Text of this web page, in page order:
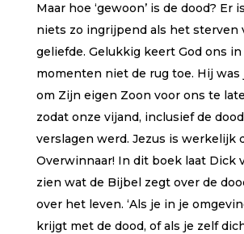
Maar hoe ‘gewoon’ is de dood? Er
niets zo ingrijpend als het sterven
geliefde. Gelukkig keert God ons
momenten niet de rug toe. Hij
om Zijn eigen Zoon voor ons te
zodat onze vijand, inclusief de
verslagen werd. Jezus is werkelijk
Overwinnaar! In dit boek laat Dick
zien wat de Bijbel zegt over de
over het leven. ‘Als je in je
krijgt met de dood, of als je zelf